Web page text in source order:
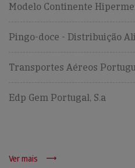
Modelo Continente
Pingo-doce - Distribuição
Transportes Aéreos
Edp Gem Portugal, S.a
Ver mais